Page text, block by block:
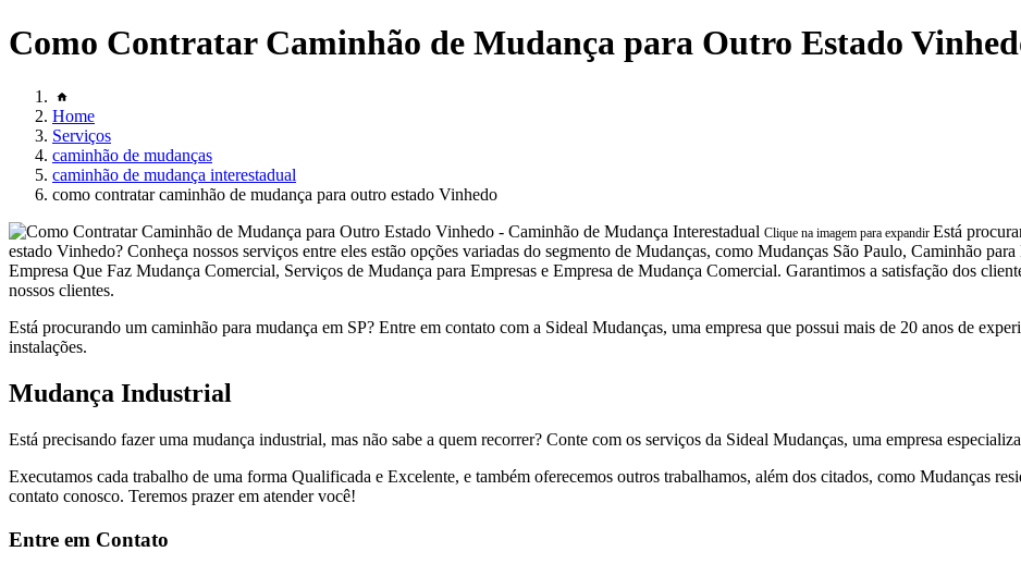
Como Contratar Caminhão de Mudança para Outro Estado
Home
Serviços
caminhão de mudanças
caminhão de mudança interestadual
como contratar caminhão de mudança para outro estado Vinhedo
Clique na imagem para expandir Está
estado Vinhedo? Conheça nossos serviços entre eles estão opções variadas do segmento de Mudanças, como Mudanças São Paulo, Caminhão
Empresa Que Faz Mudança Comercial, Serviços de Mudança para Empresas e Empresa de Mudança Comercial. Garantimos a satisfação dos
nossos clientes.
Está procurando um caminhão para mudança em SP? Entre em contato com a Sideal Mudanças, uma empresa que possui mais de 20 anos de
instalações.
Mudança Industrial
Está precisando fazer uma mudança industrial, mas não sabe a quem recorrer? Conte com os serviços da Sideal Mudanças, uma empresa
Executamos cada trabalho de uma forma Qualificada e Excelente, e também oferecemos outros trabalhamos, além dos citados, como Mudanças
contato conosco. Teremos prazer em atender você!
Entre em Contato